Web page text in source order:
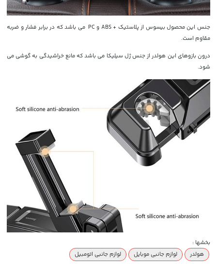
جنس این محصول بیسوس از پلاستیک + ABS و PC
می باشد که در برابر فشار و ضربه
مقاوم است.
درون بازوهای این هولدر از جنس ژل سیلیکا می باشد که مانع خراشیدگی به گوشی می
شود.
بخشها :
هولدر
لوازم جانبی موبایل لوازم جانبی اتومبیل